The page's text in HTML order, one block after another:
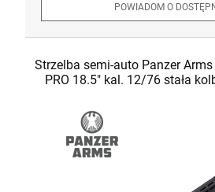
POWIADOM O
Strzelba semi-auto Panzer
PRO 18.5" kal. 12/76 stała